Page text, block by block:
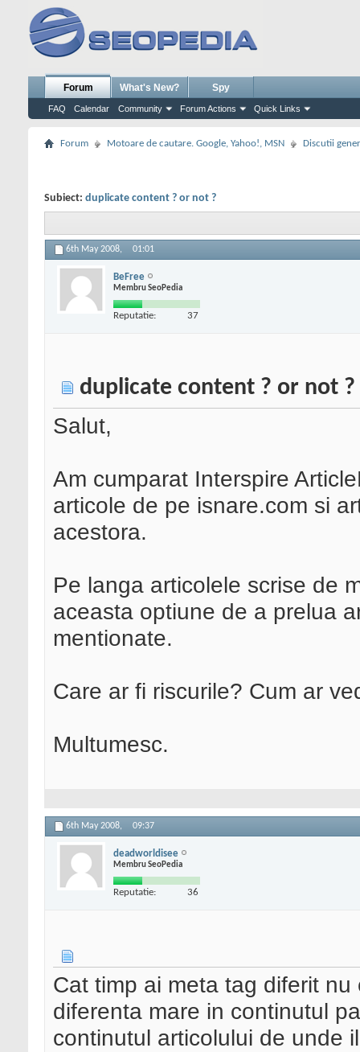
Forum
FAQ Calendar Community Forum Actions Quick Links
What's New? Spy
Forum Motoare de cautare. Google, Yahoo!, MSN Discutii
Subiect: duplicate content ? or not ?
6th May 2008, 01:01
BeFree
Membru SeoPedia
Reputatie: 37
duplicate content ? or not ?
Salut,
Am cumparat Interspire
articole de pe isnare.com si
acestora.
Pe langa articolele scrise de
aceasta optiune de a prelua
mentionate.
Care ar fi riscurile? Cum ar
Multumesc.
6th May 2008, 09:37
deadworldisee
Membru SeoPedia
Reputatie: 36
Cat timp ai meta tag diferit
diferenta mare in continutul
continutul articolului de unde